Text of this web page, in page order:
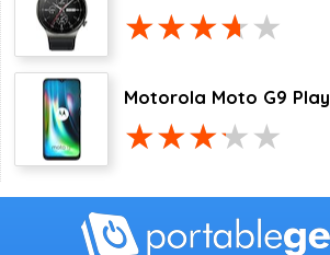
Motorola Moto G9 Play